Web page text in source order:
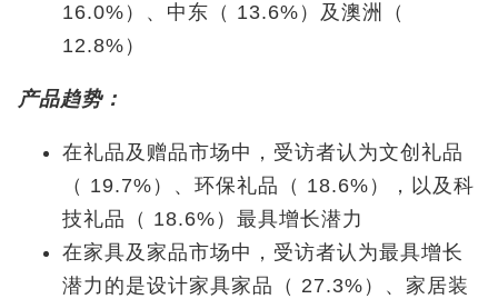
16.0%）、中东（ 13.6%）及澳洲（
12.8%）
产品趋势：
在礼品及赠品市场中，受访者认为文创礼品
（ 19.7%）、环保礼品（ 18.6%），以及科
技礼品（ 18.6%）最具增长潜力
在家具及家品市场中，受访者认为最具增长
潜力的是设计家具家品（ 27.3%）、家居装